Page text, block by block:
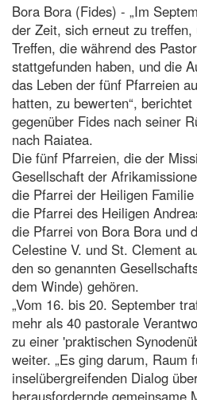
Bora Bora (Fides) - „Im
der Zeit, sich erneut zu
Treffen, die während des
stattgefunden haben, und die
das Leben der fünf Pfarreien
hatten, zu bewerten“,
gegenüber Fides nach seiner
nach Raiatea.
Die fünf Pfarreien, die der
Gesellschaft der
die Pfarrei der Heiligen
die Pfarrei des Heiligen
die Pfarrei von Bora Bora und
Celestine V. und St. Clement
den so genannten
dem Winde) gehören.
„Vom 16. bis 20. September
mehr als 40 pastorale
zu einer 'praktischen
weiter. „Es ging darum, Raum
inselübergreifenden Dialog
herausfordernde gemeinsame